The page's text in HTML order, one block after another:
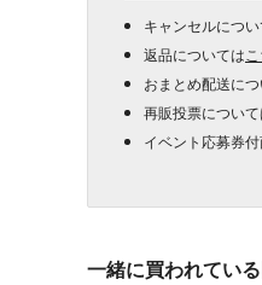
キャンセルにつ
返品については
おまとめ配送に
再販投票について
イベント応募券
一緒に買われてい